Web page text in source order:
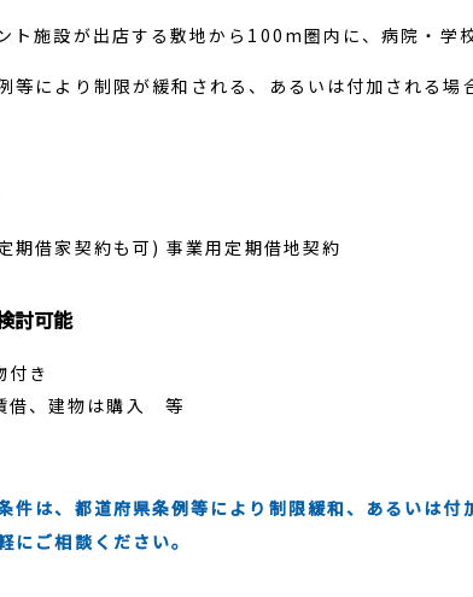
ト施設が出店する敷地から100m圏内に、病院・学
等により制限が緩和される、あるいは付加される場
期借家契約も可) 事業用定期借地契約
討可能
付き
借、建物は購入 等
件は、都道府県条例等により制限緩和、あるいは付
にご相談ください。